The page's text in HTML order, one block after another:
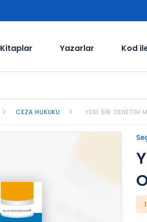
Kitaplar Yazarlar Kod
CEZA HUKUKU YENI BIR DENETIM